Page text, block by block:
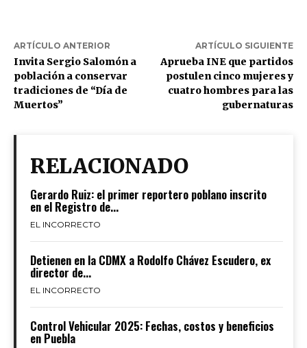
ARTÍCULO ANTERIOR
Invita Sergio Salomón a
población a conservar
tradiciones de “Día de
Muertos”
ARTÍCULO SIGUIENTE
Aprueba INE que partidos
postulen cinco mujeres y
cuatro hombres para las
gubernaturas
RELACIONADO
Gerardo Ruiz: el primer reportero poblano inscrito
en el Registro de...
EL INCORRECTO
Detienen en la CDMX a Rodolfo Chávez Escudero, ex
director de...
EL INCORRECTO
Control Vehicular 2025: Fechas, costos y beneficios
en Puebla